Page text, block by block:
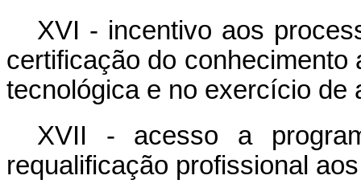
XVI - incentivo aos
certificação do
tecnológica e no exercício de
XVII - acesso a
requalificação profissional